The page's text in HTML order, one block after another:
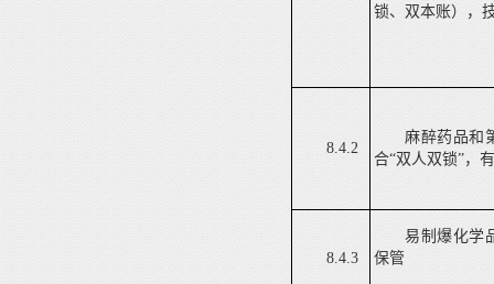
锁、双本账）
，
8.4.2
麻醉药品和
合“双人双锁”，
8.4.3
易制爆化学
保管